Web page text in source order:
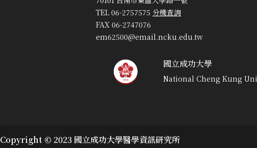
TEL 06-2757575 分機查詢
FAX 06-2747076
em62500@email.ncku.edu.tw
國立成功大學
National Cheng Kung
Copyright © 2023 國立成功大學醫學資訊研究所